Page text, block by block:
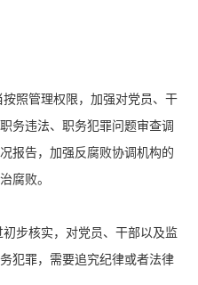
照管理权限，加强对党员、干
务违法、职务犯罪问题审查调
报告，加强反腐败协调机构的
腐败。
步核实，对党员、干部以及监
犯罪，需要追究纪律或者法律